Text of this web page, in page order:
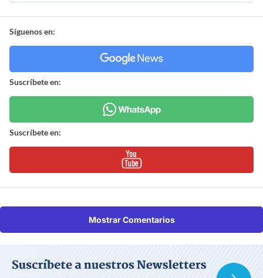
Síguenos en:
Suscríbete en:
Suscríbete en:
Mostrar Comentarios